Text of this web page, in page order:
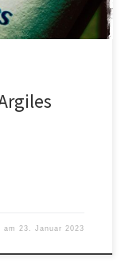
am23. Januar 2023